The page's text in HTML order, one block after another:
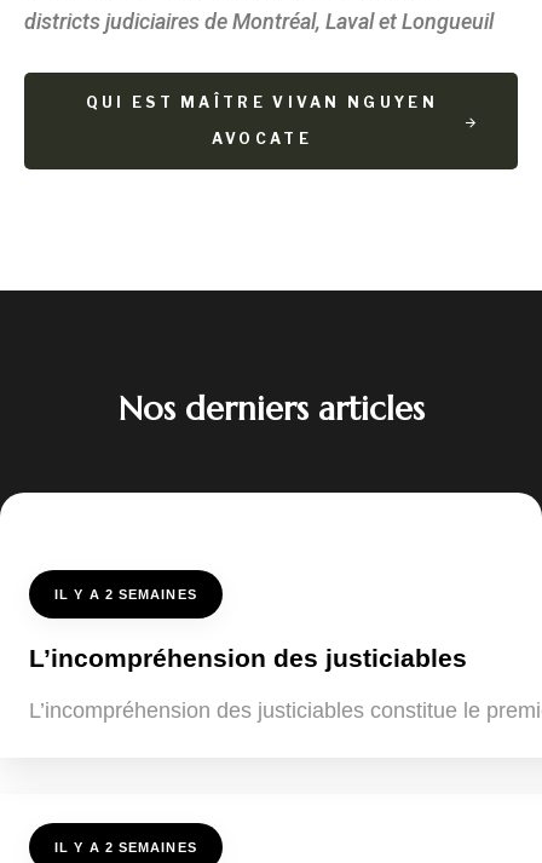
districts judiciaires de Montréal, Laval et Longueuil
QUI EST MAÎTRE VIVAN NGUYEN
AVOCATE
Nos derniers articles
IL Y A 2 SEMAINES
L’incompréhension des justiciables
L’incompréhension des justiciables constitue le
IL Y A 2 SEMAINES